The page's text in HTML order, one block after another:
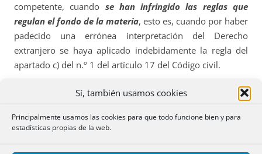
Sí, también usamos cookies
Principalmente usamos las cookies para que todo funcione bien y para
estadísticas propias de la web.
competente, cuando se han infringido las reglas que
regulan el fondo de la materia, esto es, cuando por haber
padecido una errónea interpretación del Derecho
extranjero se haya aplicado indebidamente la regla del
apartado c) del n.º 1 del artículo 17 del Código civil.
dejar sin efectola declaración con valor
Mientras subsista el interés público de conseguir la mayor